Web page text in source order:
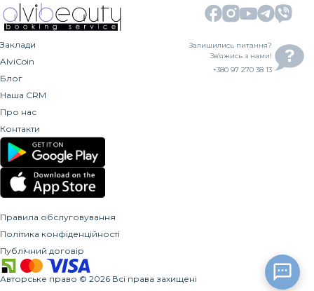
Заклади
AlviCoin
Блог
Наша CRM
Про нас
Контакти
Залишились питання?
Зв’яжись з нами!
+380 97 270 38 13
Правила обслуговування
Політика конфіденційності
Публічний договір
Авторське право © 2026 Всі права захищені